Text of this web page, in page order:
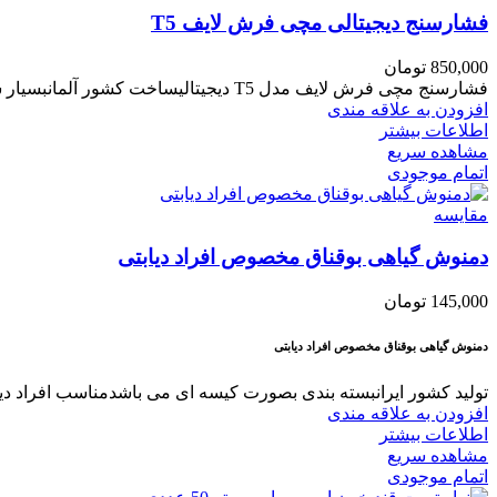
فشارسنج دیجیتالی مچی فرش لایف T5
850,000 تومان
فشارسنج مچی فرش لایف مدل T5 دیجیتالیساخت کشور آلمانبسیار سبک و قابل حملدارای خاموشی خودکارمنبع تغذیه باتریدارای حافظه داخلی
افزودن به علاقه مندی
اطلاعات بیشتر
مشاهده سریع
اتمام موجودی
مقایسه
دمنوش گیاهی بوقناق مخصوص افراد دیابتی
145,000 تومان
دمنوش گیاهی بوقناق مخصوص افراد دیابتی
تولید کشور ایرانبسته بندی بصورت کیسه ای می باشدمناسب افراد
افزودن به علاقه مندی
اطلاعات بیشتر
مشاهده سریع
اتمام موجودی